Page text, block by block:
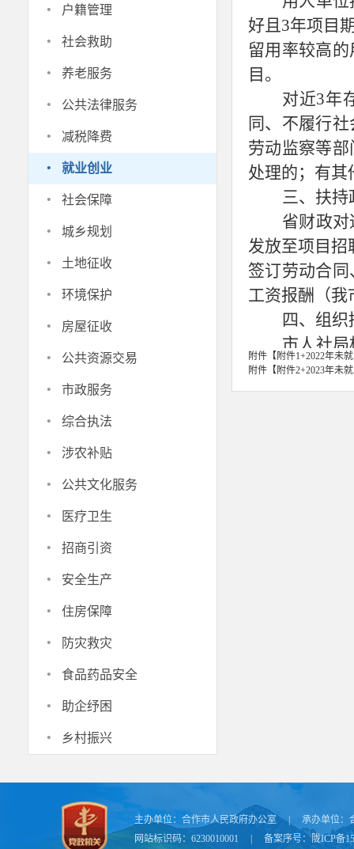
· 户籍管理
· 社会救助
· 养老服务
· 公共法律服务
· 减税降费
· 就业创业
· 社会保障
· 城乡规划
· 土地征收
· 环境保护
· 房屋征收
· 公共资源交易
· 市政服务
· 综合执法
· 涉农补贴
· 公共文化服务
· 医疗卫生
· 招商引资
· 安全生产
· 住房保障
· 防灾救灾
· 食品药品安全
· 助企纾困
· 乡村振兴
好且3年项目
留用率较高
目。
对近3年
同、不履行
劳动监察等
处理的；有其
三、扶持
省财政
发放至项目招
签订劳动合
工资报酬（我
四、组织
市人社
业毕业生实
下达招聘指
息系统。用
贴须提交：
市财政局按
附件【 附件1+2022年未
附件【 附件2+2023年未
主办单位： 合作市人民政府办公室 承办单位：
网站标识码：6230010001
备案序号：陇ICP备